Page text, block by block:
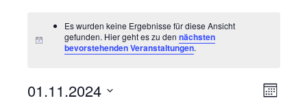
Es wurden keine Ergebnisse für diese Ansicht
gefunden. Hier geht es zu den nächsten
bevorstehenden Veranstaltungen.
Monat
01.11.2024